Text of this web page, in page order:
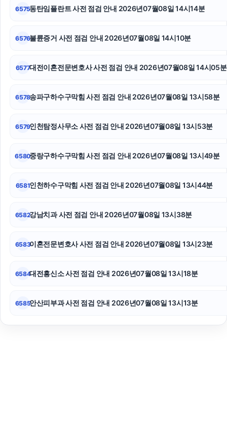
서대문구하수구막힘
이혼변호사
수원흥신소
대전흥신소
6575동탄임플란트 사전 점검 안내 2026년07월08일 14시14분
6576불륜증거 사전 점검 안내 2026년07월08일 14시10분
6577대전이혼전문변호사 사전 점검 안내 2026년07월08일 14시05분
6578송파구하수구막힘 사전 점검 안내 2026년07월08일 13시58분
6579인천탐정사무소 사전 점검 안내 2026년07월08일 13시53분
6580중랑구하수구막힘 사전 점검 안내 2026년07월08일 13시49분
6581인천하수구막힘 사전 점검 안내 2026년07월08일 13시44분
6582강남치과 사전 점검 안내 2026년07월08일 13시38분
6583이혼전문변호사 사전 점검 안내 2026년07월08일 13시23분
6584대전흥신소 사전 점검 안내 2026년07월08일 13시18분
6585안산피부과 사전 점검 안내 2026년07월08일 13시13분